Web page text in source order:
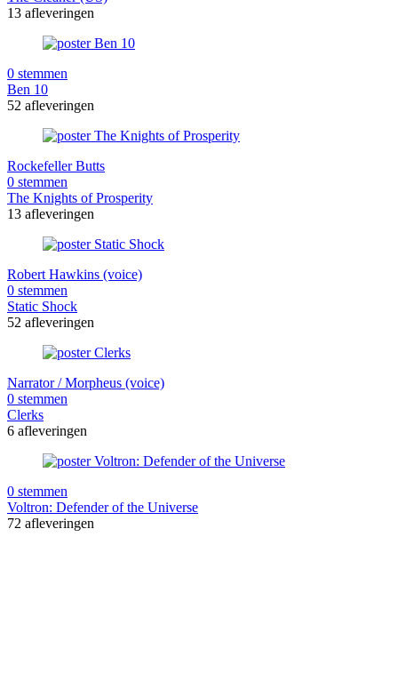
13 afleveringen
0 stemmen
Ben 10
52 afleveringen
Rockefeller Butts
0 stemmen
The Knights of Prosperity
13 afleveringen
Robert Hawkins (voice)
0 stemmen
Static Shock
52 afleveringen
Narrator / Morpheus (voice)
0 stemmen
Clerks
6 afleveringen
0 stemmen
Voltron: Defender of the Universe
72 afleveringen